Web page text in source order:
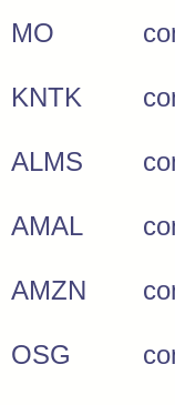
MO
KNTK
ALMS
AMAL
AMZN
OSG